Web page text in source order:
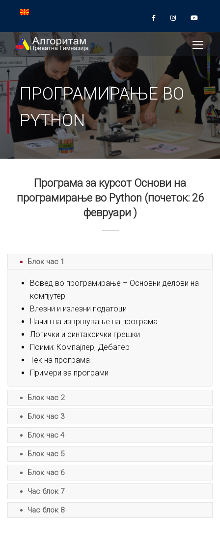
ПРОГРАМИРАЊЕ ВО
PYTHON
Програма за курсот Основи на
програмирање во Python (почеток: 26
февруари )
Блок час 1
Вовед во програмирање – Основни делови на
компјутер
Влезни и излезни податоци
Начин на извршување на програма
Логички и синтаксички грешки
Поими: Компајлер, Дебагер
Тек на програма
Примери за програми
Блок час 2
Блок час 3
Блок час 4
Блок час 5
Блок час 6
Час блок 7
Час блок 8